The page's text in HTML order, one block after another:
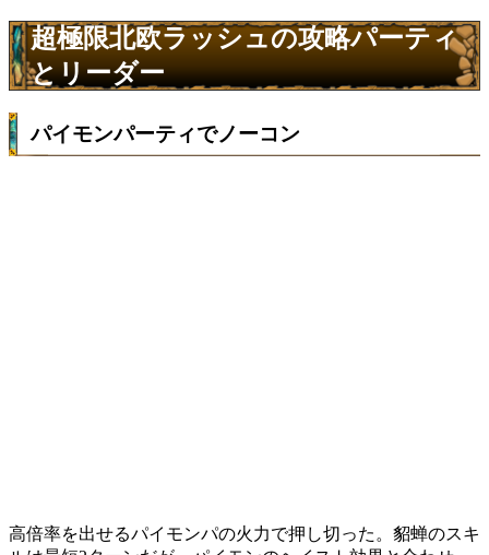
超極限北欧ラッシュの攻略パーティ
とリーダー
パイモンパーティでノーコン
高倍率を出せるパイモンパの火力で押し切った。貂蝉のスキ